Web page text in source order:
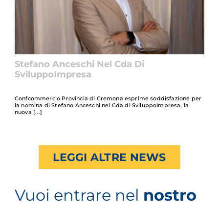
Stefano Anceschi Nel Cda Di
SviluppoImpresa
Confcommercio Provincia di Cremona esprime soddisfazione per
la nomina di Stefano Anceschi nel Cda di SviluppoImpresa, la
nuova
LEGGI ALTRE NEWS
Vuoi entrare nel nostro